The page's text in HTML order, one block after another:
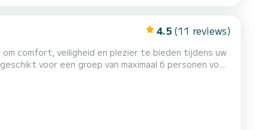
4.5 (11 reviews)
om te ontspannen en uzelf te beschermen t...